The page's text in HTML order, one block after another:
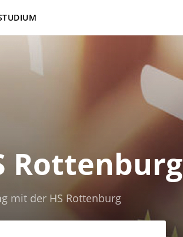
Rottenburg
mit der HS Rottenburg